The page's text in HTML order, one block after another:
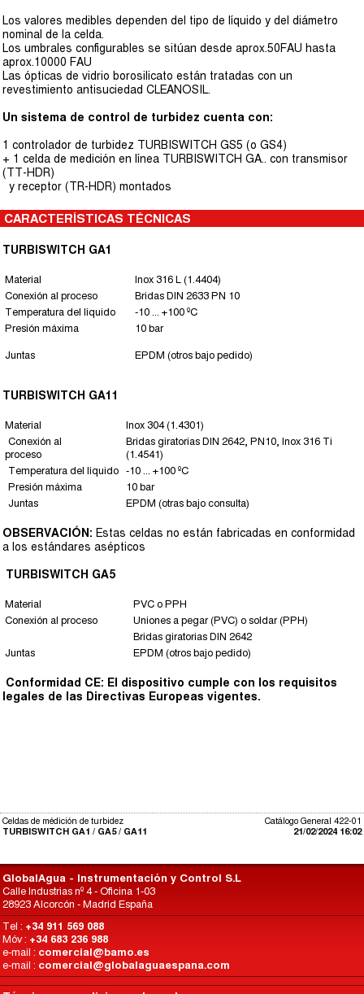
Los valores medibles dependen del tipo de líquido y del diámetro
nominal de la celda.
Los umbrales configurables se sitúan desde aprox.50FAU hasta
aprox.10000 FAU
Las ópticas de vidrio borosilicato están tratadas con un
revestimiento antisuciedad CLEANOSIL.
Un sistema de control de turbidez cuenta con:
1 controlador de turbidez TURBISWITCH GS5 (o GS4)
+ 1 celda de medición en línea TURBISWITCH GA.. con transmisor
(TT-HDR)
y receptor (TR-HDR) montados
CARACTERÍSTICAS TÉCNICAS
TURBISWITCH GA1
Material
Inox 316 L (1.4404)
Conexión al proceso
Bridas DIN 2633 PN 10
Temperatura del líquido
-10 ... +100 ºC
Presión máxima
10 bar
Juntas EPDM (otros bajo pedido)
TURBISWITCH GA11
Material
Inox 304 (1.4301)
Conexión al
proceso
Bridas giratorias DIN 2642, PN10, Inox 316 Ti
(1.4541)
Temperatura del líquido -10 ... +100 ºC
Presión máxima
10 bar
Juntas
EPDM (otras bajo consulta)
OBSERVACIÓN: Estas celdas no están fabricadas en conformidad
a los estándares asépticos
TURBISWITCH GA5
Material
PVC o PPH
Conexión al proceso
Uniones a pegar (PVC) o soldar (PPH)
Bridas giratorias DIN 2642
Juntas
EPDM (otros bajo pedido)
Conformidad CE: El dispositivo cumple con los requisitos
legales de las Directivas Europeas vigentes.
Catálogo General 422-01
21/02/2024 16:02
Celdas de médición de turbidez
TURBISWITCH GA1 / GA5 / GA11
GlobalAgua - Instrumentación y Control S.L
Calle Industrias nº 4 - Oficina 1-03
28923 Alcorcón - Madrid España
Tel : +34 911 569 088
Móv : +34 683 236 988
e-mail : comercial@bamo.es
e-mail : comercial@globalaguaespana.com